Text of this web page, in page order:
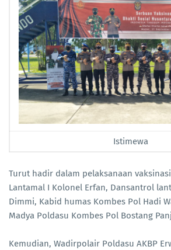
Istimewa
Turut hadir dalam pelaksanaan
Lantamal I Kolonel Erfan, Dansantrol
Dimmi, Kabid humas Kombes Pol Hadi
Madya Poldasu Kombes Pol Bostang
Kemudian, Wadirpolair Poldasu AKBP